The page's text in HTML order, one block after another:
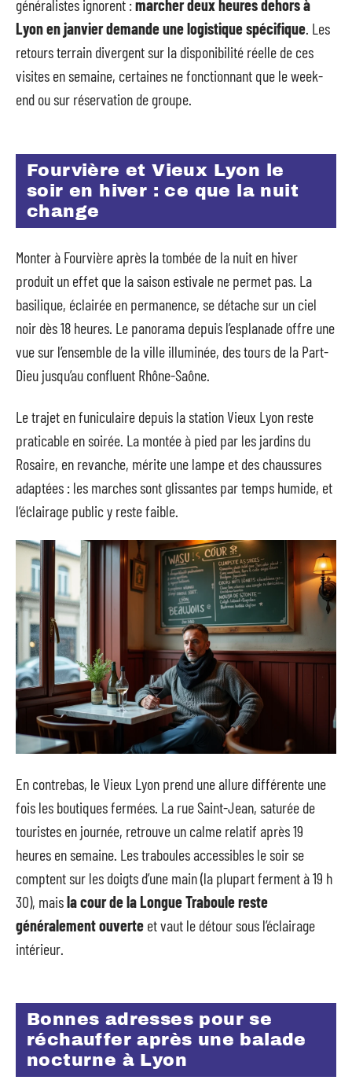
généralistes ignorent :marcher deux heures dehors à
Lyon en janvier demande une logistique spécifique. Les
retours terrain divergent sur la disponibilité réelle de ces
visites en semaine, certaines ne fonctionnant que le week-
end ou sur réservation de groupe.
Fourvière et Vieux Lyon le
soir en hiver : ce que la nuit
change
Monter à Fourvière après la tombée de la nuit en hiver
produit un effet que la saison estivale ne permet pas. La
basilique, éclairée en permanence, se détache sur un ciel
noir dès 18 heures. Le panorama depuis l’esplanade offre une
vue sur l’ensemble de la ville illuminée, des tours de la Part-
Dieu jusqu’au confluent Rhône-Saône.
Le trajet en funiculaire depuis la station Vieux Lyon reste
praticable en soirée. La montée à pied par les jardins du
Rosaire, en revanche, mérite une lampe et des chaussures
adaptées : les marches sont glissantes par temps humide, et
l’éclairage public y reste faible.
En contrebas, le Vieux Lyon prend une allure différente une
fois les boutiques fermées. La rue Saint-Jean, saturée de
touristes en journée, retrouve un calme relatif après 19
heures en semaine. Les traboules accessibles le soir se
comptent sur les doigts d’une main (la plupart ferment à 19 h
30), maisla cour de la Longue Traboule reste
généralement ouverte et vaut le détour sous l’éclairage
intérieur.
Bonnes adresses pour se
réchauffer après une balade
nocturne à Lyon